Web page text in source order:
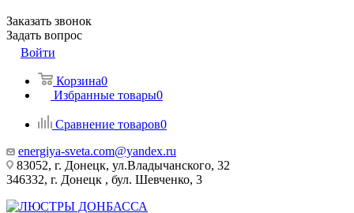
Заказать звонок
Задать вопрос
Войти
Корзина0
Избранные товары0
Сравнение товаров0
energiya-sveta.com@yandex.ru
83052, г. Донецк, ул.Владычанского, 32
346332, г. Донецк , бул. Шевченко, 3